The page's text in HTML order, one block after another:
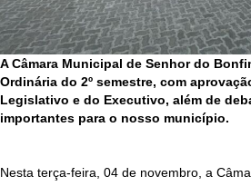
A Câmara Municipal de Senhor do
Ordinária do 2º semestre, com
Legislativo e do Executivo, além de
importantes para o nosso município.
Nesta terça-feira, 04 de novembro, a